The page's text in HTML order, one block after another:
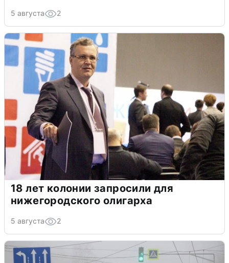
5 августа 2
18 лет колонии запросили для
нижегородского олигарха
5 августа 2